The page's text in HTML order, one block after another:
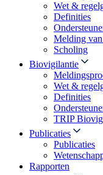
Wet &
Definities
Melding van
Scholing
Biovigilantie
Wet &
Definities
TRIP
Publicaties
Publicaties
Rapporten